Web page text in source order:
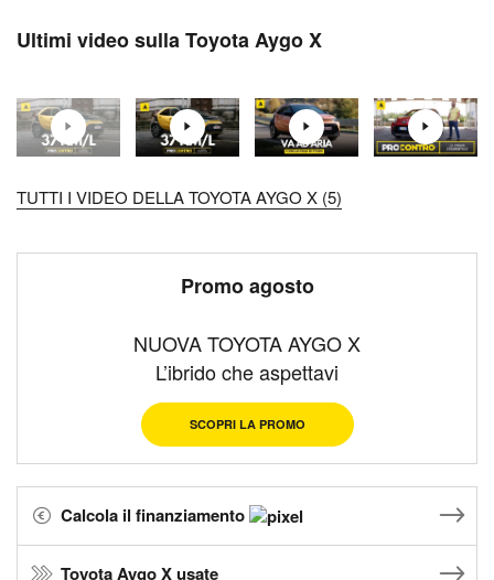
Ultimi video sulla Toyota Aygo X
TUTTI I VIDEO DELLA TOYOTA AYGO X (5)
Promo agosto
NUOVA TOYOTA AYGO X
L’ibrido che aspettavi
SCOPRI LA PROMO
Calcola il finanziamento
Toyota Aygo X usate